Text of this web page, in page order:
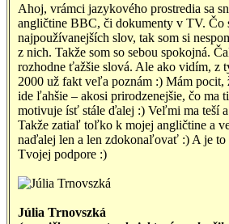
Ahoj, vrámci jazykového prostredia sa
angličtine BBC, či dokumenty v TV. Čo
najpoužívanejších slov, tak som si
z nich. Takže som so sebou spokojná.
rozhodne ťažšie slová. Ale ako vidím, z
2000 už fakt veľa poznám :) Mám pocit,
ide ľahšie – akosi prirodzenejšie, čo ma
motivuje ísť stále ďalej :) Veľmi ma teší
Takže zatiaľ toľko k mojej angličtine a
naďalej len a len zdokonaľovať :) A je to
Tvojej podpore :)
Júlia Trnovszká